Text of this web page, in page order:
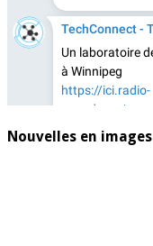
Nouvelles en images